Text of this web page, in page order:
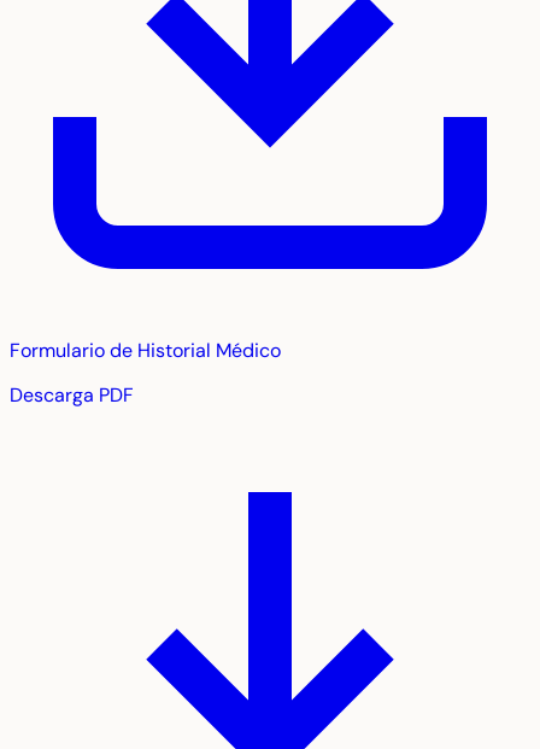
Formulario de Historial Médico
Descarga PDF